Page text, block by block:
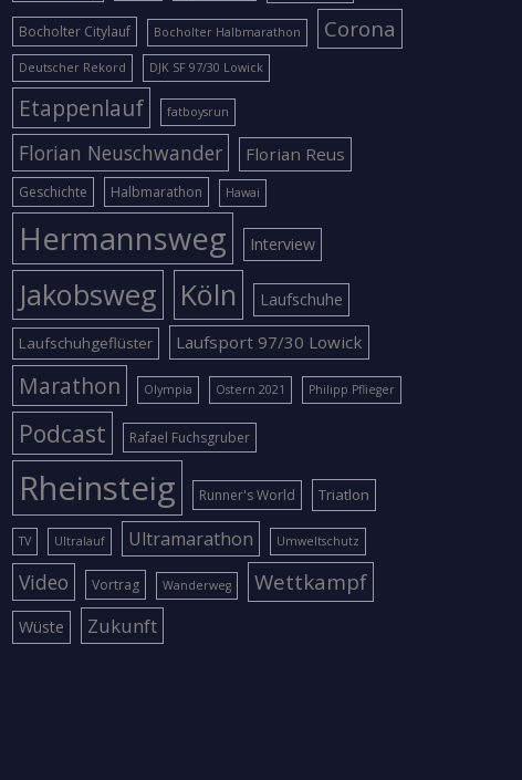
Bocholter Citylauf Bocholter Halbmarathon Corona
Deutscher Rekord DJK SF 97/30 Lowick
Etappenlauf fatboysrun
Florian Neuschwander Florian Reus
Geschichte Halbmarathon Hawai
Hermannsweg Interview
Jakobsweg Köln Laufschuhe
Laufschuhgeflüster Laufsport 97/30 Lowick
Marathon Olympia Ostern 2021 Philipp Pflieger
Podcast Rafael Fuchsgruber
Rheinsteig Runner's World Triatlon
TV Ultralauf Ultramarathon Umweltschutz
Video Vortrag Wanderweg Wettkampf
Wüste Zukunft